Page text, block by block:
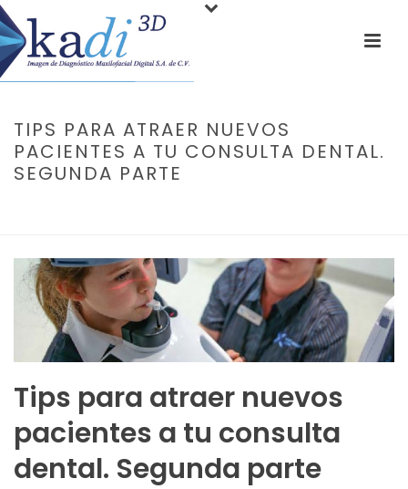
TIPS PARA ATRAER NUEVOS
PACIENTES A TU CONSULTA DENTAL.
SEGUNDA PARTE
Tips para atraer nuevos
pacientes a tu consulta
dental. Segunda parte